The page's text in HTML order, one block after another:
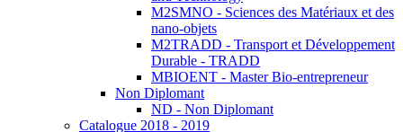
M2SMNO - Sciences des Matériaux et des
nano-objets
M2TRADD - Transport et Développement
Durable - TRADD
MBIOENT - Master Bio-entrepreneur
Non Diplomant
ND - Non Diplomant
Catalogue 2018 - 2019